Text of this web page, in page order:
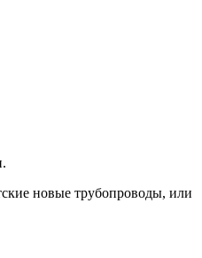
новые трубопроводы, или